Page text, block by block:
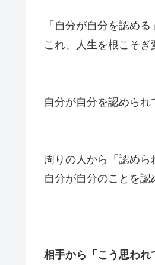
「自分が自分を認め
これ、人生を根こそぎ
自分が自分を認められ
周りの人から「認め
自分が自分のことを認
相手から「こう思わ